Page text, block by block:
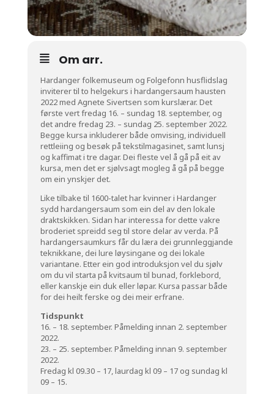
Om arr.
Hardanger folkemuseum og Folgefonn husflidslag
inviterer til to helgekurs i hardangersaum hausten
2022 med Agnete Sivertsen som kurslærar. Det
første vert fredag 16. – sundag 18. september, og
det andre fredag 23. – sundag 25. september 2022.
Begge kursa inkluderer både omvising, individuell
rettleiing og besøk på tekstilmagasinet, samt lunsj
og kaffimat i tre dagar. Dei fleste vel å gå på eit av
kursa, men det er sjølvsagt mogleg å gå på begge
om ein ynskjer det.
Like tilbake til 1600-talet har kvinner i Hardanger
sydd hardangersaum som ein del av den lokale
draktskikken. Sidan har interessa for dette vakre
broderiet spreidd seg til store delar av verda. På
hardangersaumkurs får du læra dei grunnleggjande
teknikkane, dei lure løysingane og dei lokale
variantane. Etter ein god introduksjon vel du sjølv
om du vil starta på kvitsaum til bunad, forklebord,
eller kanskje ein duk eller løpar. Kursa passar både
for dei heilt ferske og dei meir erfrane.
Tidspunkt
16. – 18. september. Påmelding innan 2. september
2022.
23. – 25. september. Påmelding innan 9. september
2022.
Fredag kl 09.30 – 17, laurdag kl 09 – 17 og sundag kl
09 – 15.